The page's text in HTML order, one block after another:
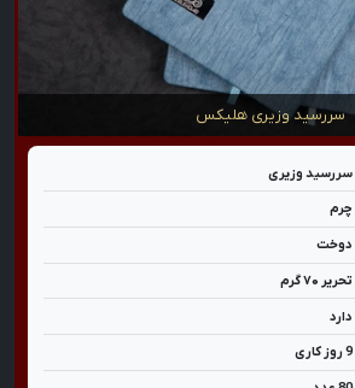
سررسید وزیری هلیکس
سررسید وزیری
چرم
دوخت
تحریر ۷۰ گرم
دارد
9 روز کاری